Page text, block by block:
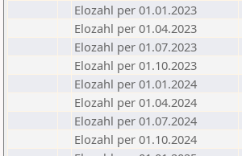
Elozahl per 01.01.2023
Elozahl per 01.04.2023
Elozahl per 01.07.2023
Elozahl per 01.10.2023
Elozahl per 01.01.2024
Elozahl per 01.04.2024
Elozahl per 01.07.2024
Elozahl per 01.10.2024